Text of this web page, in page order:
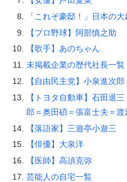
「これぞ豪邸！」日本の
【プロ野球】阿部慎之助
【歌手】あのちゃん
未掲載企業の歴代社長一覧
【自由民主党】小泉進次
【トヨタ自動車】石田退
郎＝奥田碩＝張富士夫＝
【落語家】三遊亭小遊三
【俳優】大泉洋
【医師】高須克弥
芸能人の自宅一覧